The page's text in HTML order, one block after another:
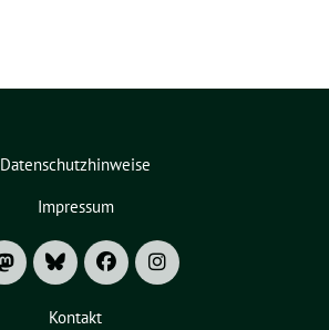
Datenschutzhinweise
Impressum
Kontakt